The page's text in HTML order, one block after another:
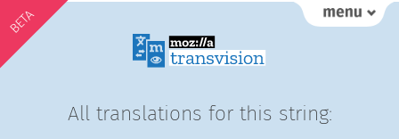
BETA
All translations for this string: